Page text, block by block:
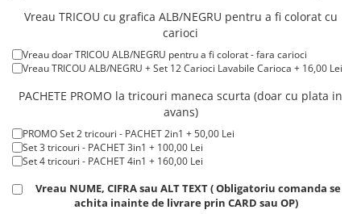
Cadouri pentru Nasi si Fini
Cadouri Craciun
Cadouri pentru Mama
Cadouri pentru profesori sau absolventi
Cadouri Back to school
Cadouri de Paște
8 Martie
Tricou ROSU maneca scurta 100% bumbac, 155 g/m². + 15,00 Lei
Tricou POLO alb maneca SCURTA 200-220 g/m² - marimi COPII + 15,00
Tricou POLO alb maneca LUNGA 200-220 g/m² marimi COPII + 20,00
Lei
Tricou ROSU maneca LUNGA ( STOC LIMITAT) 100% bumbac, 165 g/m²
- extracost + 20,00 Lei
Vreau TRICOU cu grafica ALB/NEGRU pentru a fi colorat cu
carioci
Vreau doar TRICOU ALB/NEGRU pentru a fi colorat - fara carioci
Vreau TRICOU ALB/NEGRU + Set 12 Carioci Lavabile Carioca + 16,00 Lei
PACHETE PROMO la tricouri maneca scurta (doar cu plata in
avans)
PROMO Set 2 tricouri - PACHET 2in1 + 50,00 Lei
Set 3 tricouri - PACHET 3in1 + 100,00 Lei
Set 4 tricouri - PACHET 4in1 + 160,00 Lei
Vreau NUME, CIFRA sau ALT TEXT ( Obligatoriu comanda se
achita inainte de livrare prin CARD sau OP)